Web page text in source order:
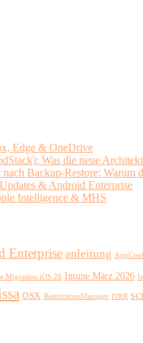
Edge & OneDrive
Was die neue
Backup-Restore:
& Android Enterprise
Intelligence & MHS
Enterprise anleitung
Migration iOS 26 Intune März 2026
osx RestrictionsManager root